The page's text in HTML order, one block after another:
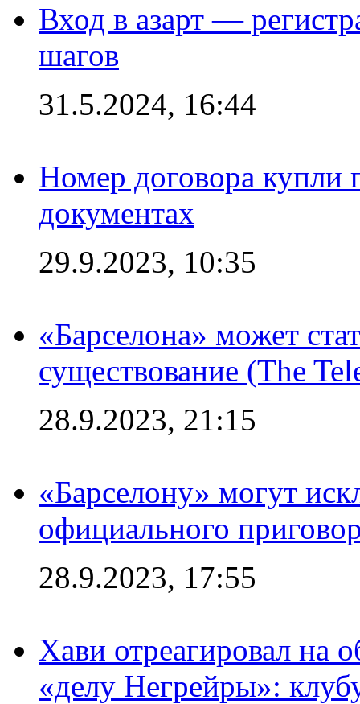
Вход в азарт —
шагов
31.5.2024, 16:44
Номер договора купли
документах
29.9.2023, 10:35
«Барселона» может
существование (The
28.9.2023, 21:15
«Барселону» могут
официального
28.9.2023, 17:55
Хави отреагировал на
«делу Негрейры»: